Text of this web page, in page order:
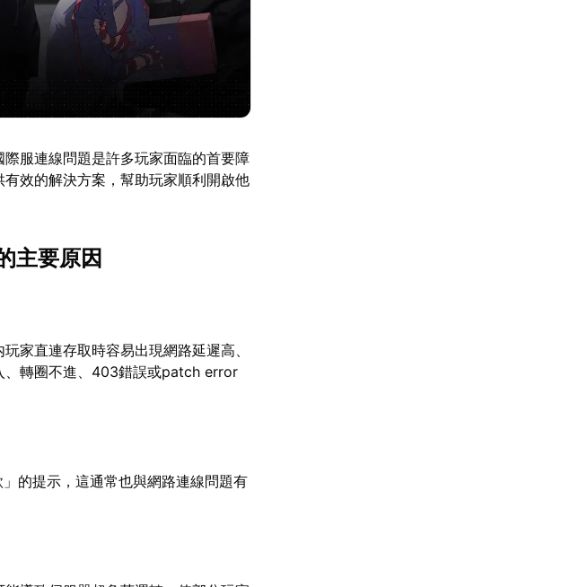
服連線問題是許多玩家面臨的首要障
效的解決方案，幫助玩家順利開啟他
主要原因
家直連存取時容易出現網路延遲高、
、轉圈不進、403錯誤或patch error
的提示，這通常也與網路連線問題有